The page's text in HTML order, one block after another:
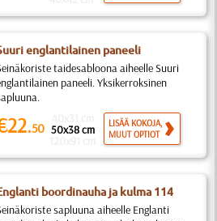
englantilainen paneeli
taidesabloona aiheelle Suuri
paneeli. Yksikerroksinen
50 50x38 cm
LISÄÄ KOKOJA,
MUUT OPTIOT
boordinauha ja kulma 114
sapluuna aiheelle Englanti